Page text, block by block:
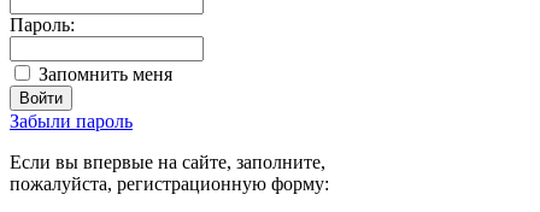
Пароль:
Запомнить меня
Забыли пароль
Если вы впервые на сайте, заполните,
пожалуйста, регистрационную форму: